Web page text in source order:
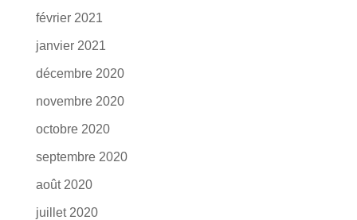
février 2021
janvier 2021
décembre 2020
novembre 2020
octobre 2020
septembre 2020
août 2020
juillet 2020